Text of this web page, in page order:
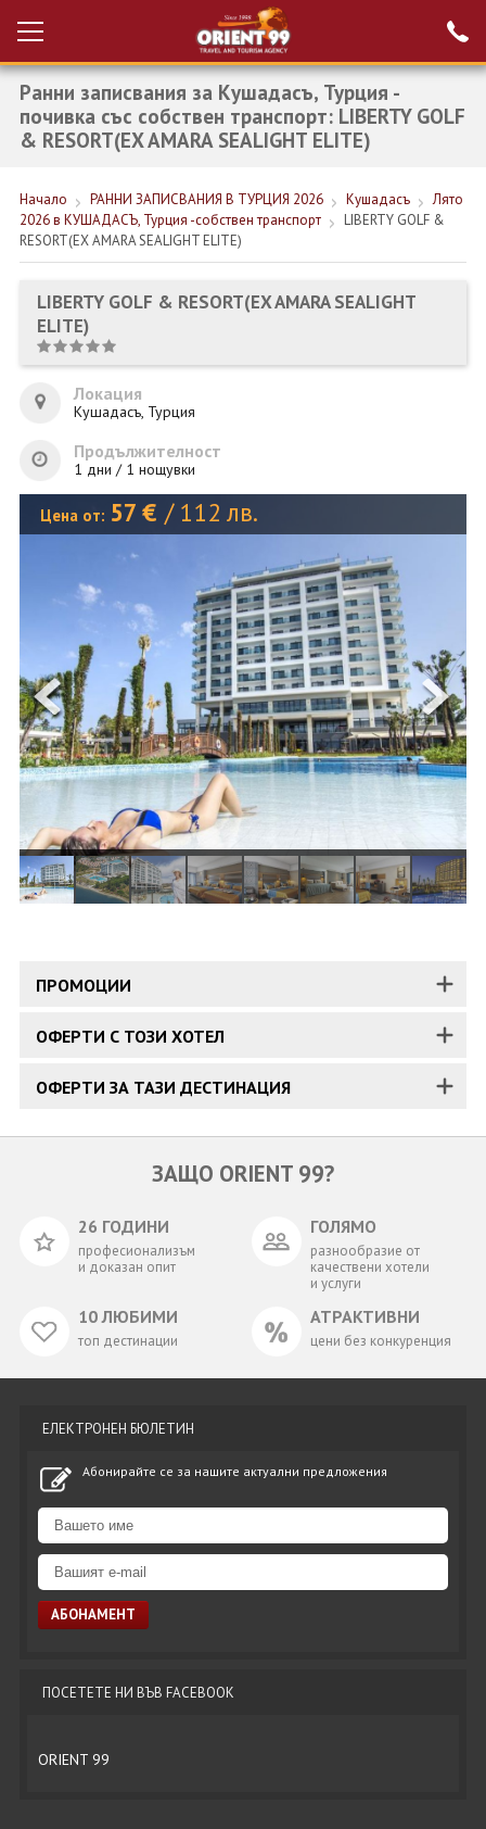
Вход за агенти
Проверка на
резервация
РАННИ ЗАПИСВАНИЯ ТУРЦИЯ
НОВА ГОДИНА ТУРЦИЯ
НОВА ГОДИНА
КРУИЗИ
ЕКСКУРЗИИ
ЗА НАС
КОНТАКТИ
ФИРМЕНИ ДОКУМЕНТИ
0700 144 34 Запитване
ПОСЛЕДВАЙТЕ НИ
Ранни записвания за Кушадасъ, Турция -
почивка със собствен транспорт: LIBERTY GOLF
& RESORT(EX AMARA SEALIGHT ELITE)
Начало РАННИ ЗАПИСВАНИЯ В ТУРЦИЯ 2026 Кушадасъ
Лято
2026 в КУШАДАСЪ, Турция -собствен транспорт
LIBERTY GOLF &
RESORT(EX AMARA SEALIGHT ELITE)
LIBERTY GOLF & RESORT(EX AMARA SEALIGHT
ELITE)
Локация
Кушадасъ, Турция
Продължителност
1 дни / 1 нощувки
Цена от: 57 € / 112 лв.
ПРОМОЦИИ
ОФЕРТИ С ТОЗИ ХОТЕЛ
ОФЕРТИ ЗА ТАЗИ ДЕСТИНАЦИЯ
ЗАЩО ORIENT 99?
26 ГОДИНИ
професионализъм
и доказан опит
ГОЛЯМО
разнообразие от
качествени хотели
и услуги
10 ЛЮБИМИ
топ дестинации
АТРАКТИВНИ
цени без конкуренция
ЕЛЕКТРОНЕН БЮЛЕТИН
Абонирайте се за нашите актуални предложения
ПОСЕТЕТЕ НИ ВЪВ FACEBOOK
ORIENT 99